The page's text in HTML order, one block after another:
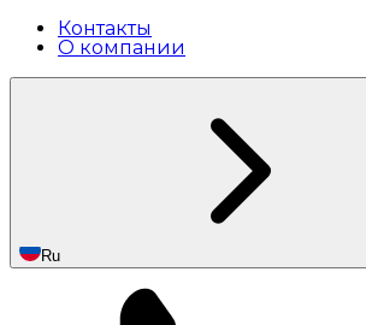
Контакты
О компании
Ru